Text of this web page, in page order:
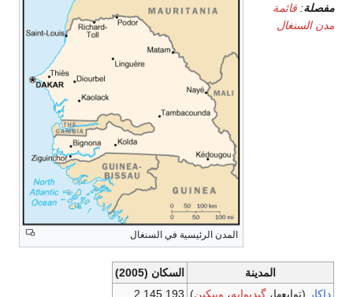
المدن الرئيسية في السنغال
مفصلة: قائمة
مدن السنغال
المدينة
السكان (2005)
داكار (توابعها، گيديوايه، وپيكين)
2.145.193